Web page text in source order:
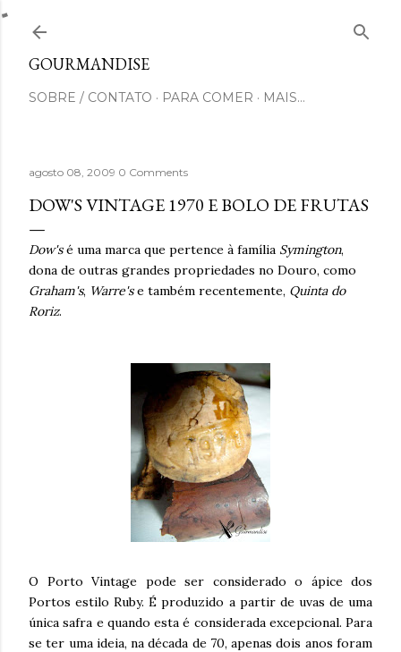
GOURMANDISE
SOBRE / CONTATO PARA COMER MAIS…
agosto 08, 2009 0 Comments
DOW'S VINTAGE 1970 E BOLO DE FRUTAS
Dow'sé uma marca que pertence à família Symington,
dona de outras grandes propriedades no Douro, como
Graham's, Warre'se também recentemente, Quinta do
Roriz.
O Porto Vintage pode ser considerado o ápice dos
Portos estilo Ruby. É produzido a partir de uvas de uma
única safra e quando esta é considerada excepcional. Para
se ter uma ideia, na década de 70, apenas dois anos foram